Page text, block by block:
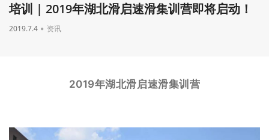
培训 | 2019年湖北滑启速滑集训营即将启动！
2019.7.4 资讯
2019年湖北滑启速滑集训营